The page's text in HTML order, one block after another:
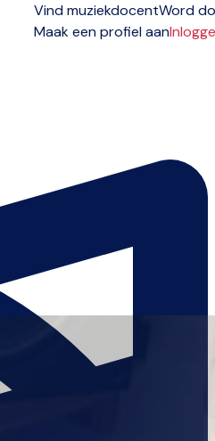
Vind muziekdocentWord
Maak een profiel aan